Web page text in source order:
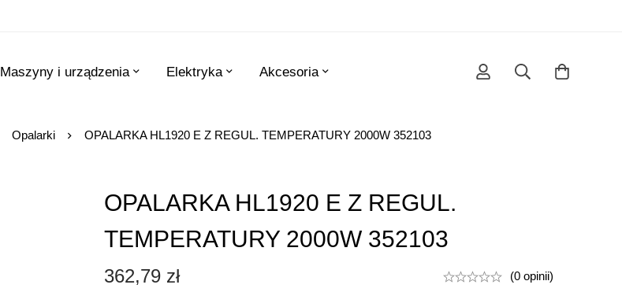
Maszyny i urządzenia Elektryka Akcesoria
Opalarki OPALARKA HL1920 E Z REGUL. TEMPERATURY 2000W 352103
OPALARKA HL1920 E Z REGUL.
TEMPERATURY 2000W 352103
362,79 zł (0 opinii)